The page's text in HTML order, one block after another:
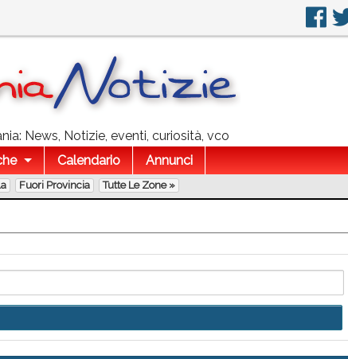
News, Notizie, eventi, curiosità, vco
Calendario Annunci
Fuori Provincia Tutte Le Zone »